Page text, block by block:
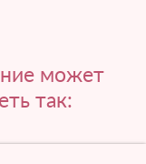
может
так: